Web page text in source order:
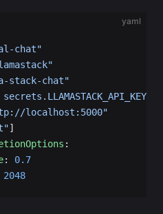
yaml
chat"
stack-chat"
localhost:5000"
]
:
: 0.7
2048